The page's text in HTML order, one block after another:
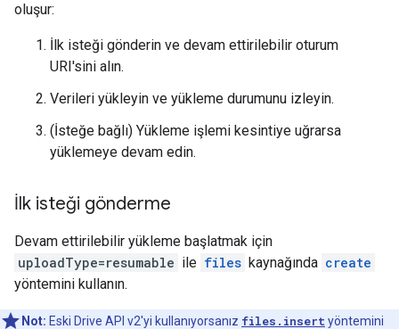
oluşur:
İlk isteği gönderin ve devam ettirilebilir oturum
URI'sini alın.
Verileri yükleyin ve yükleme durumunu izleyin.
(İsteğe bağlı) Yükleme işlemi kesintiye uğrarsa
yüklemeye devam edin.
İlk isteği gönderme
Devam ettirilebilir yükleme başlatmak için
uploadType=resumable ile files kaynağında create
yöntemini kullanın.
Not: Eski Drive API v2'yi kullanıyorsanız files.insert yöntemini